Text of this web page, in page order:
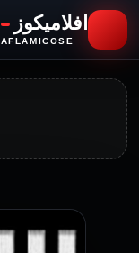
افلاميكوز
AFLAMICOSE